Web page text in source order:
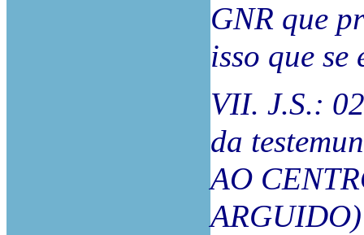
GNR que
isso que se
VII. J.S.:
da
AO